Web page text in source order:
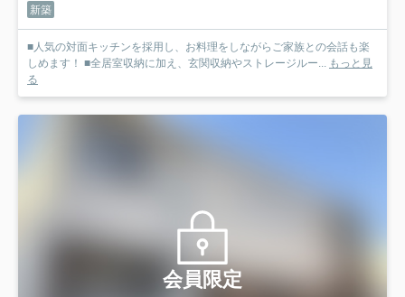
新築
■人気の対面キッチンを採用し、お料理をしながらご家族との会話も楽
しめます！ ■全居室収納に加え、玄関収納やストレージルー...
もっと見
る
会員限定